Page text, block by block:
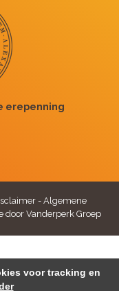
- Algemene
door Vanderperk Groep
voor tracking en